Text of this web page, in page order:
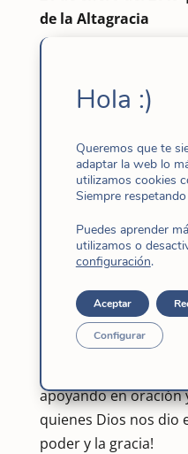
de la Altagracia
nuestra entrada al
¡Les comparto la
paso para mí, para
llamada que inquieta,
apasiona… Hoy por
por donde Dios llama.
En la familia, la uni,
y espacios– gracias
parte de mi camino.
apoyando en oración
quienes Dios nos dio
poder y la gracia!
Hola :)
Queremos que te
adaptar la web lo
utilizamos cookies
Siempre
Puedes aprender
utilizamos o
configuración.
Aceptar
Configurar